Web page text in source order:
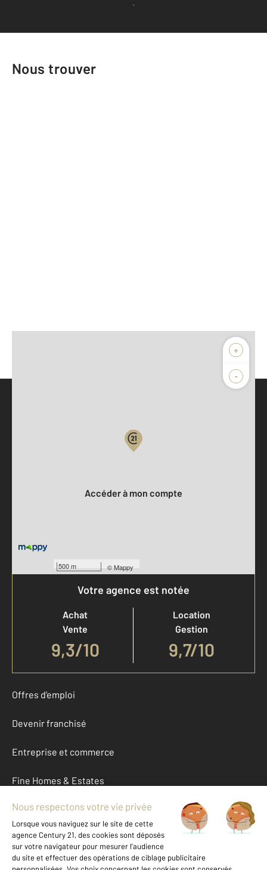
Voir tous les avis clients
Nous trouver
+
-
500 m ©Mappy
Accéder à mon compte
Votre agence est notée
Achat
Vente
9,3/10
Location
Gestion
9,7/10
Offres d'emploi
Devenir franchisé
Entreprise et commerce
Fine Homes & Estates
À propos
International
Nous contacter